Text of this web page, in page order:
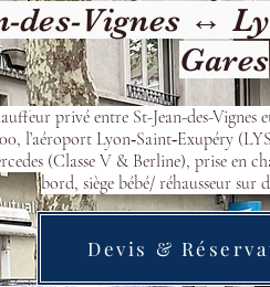
des-Vignes ↔
Gares
privé entre St-Jean-des-Vignes
l’aéroport Lyon‑Saint‑Exupéry
(Classe V & Berline), prise en
bord, siège bébé/ réhausseur sur
Devis &